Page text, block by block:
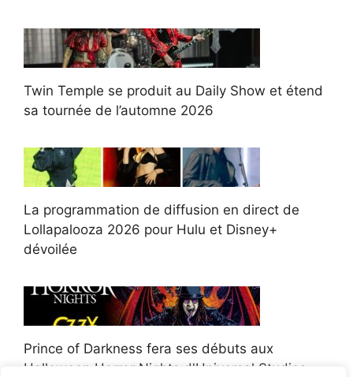
Twin Temple se produit au Daily Show et étend
sa tournée de l’automne 2026
La programmation de diffusion en direct de
Lollapalooza 2026 pour Hulu et Disney+
dévoilée
Prince of Darkness fera ses débuts aux
Halloween Horror Nights d'Universal Studios